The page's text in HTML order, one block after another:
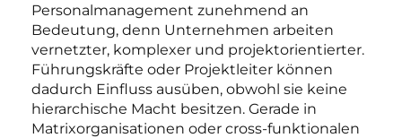
Personalmanagement zunehmend an
Bedeutung, denn Unternehmen arbeiten
vernetzter, komplexer und projektorientierter.
Führungskräfte oder Projektleiter können
dadurch Einfluss ausüben, obwohl sie keine
hierarchische Macht besitzen. Gerade in
Matrixorganisationen oder cross-funktionalen